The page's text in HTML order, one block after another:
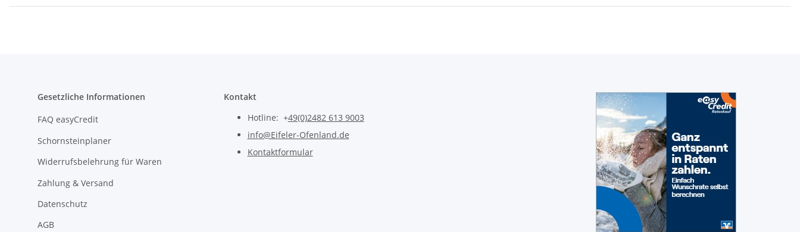
Gesetzliche Informationen
FAQ easyCredit
Schornsteinplaner
Widerrufsbelehrung für Waren
Zahlung & Versand
Datenschutz
AGB
Kontakt
Hotline: +49(0)2482 613 9003
info@Eifeler-Ofenland.de
Kontaktformular